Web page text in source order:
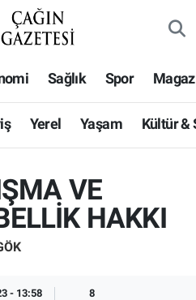
Sağlık Spor
Yerel Yaşam Kültür &
VE
HAKKI
- 13:58 8
ve Fikstür